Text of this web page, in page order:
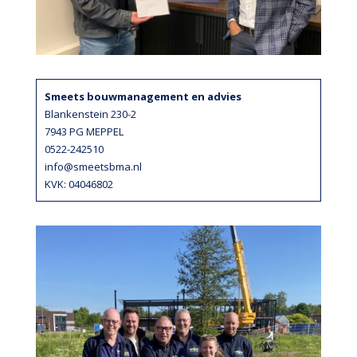
Smeets bouwmanagement en advies
Blankenstein 230-2
7943 PG MEPPEL
0522-242510
info@smeetsbma.nl
KVK: 04046802